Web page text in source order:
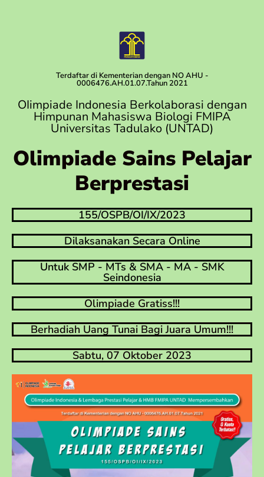
Terdaftar di Kementerian dengan NO AHU -
0006476.AH.01.07.Tahun 2021
OIimpiade Indonesia Berkolaborasi dengan
Himpunan Mahasiswa Biologi FMIPA
Universitas Tadulako (UNTAD)
Olimpiade Sains Pelajar
Berprestasi
155/OSPB/OI/IX/2023
Dilaksanakan Secara Online
Untuk SMP - MTs & SMA - MA - SMK
Seindonesia
Olimpiade Gratiss!!!
Berhadiah Uang Tunai Bagi Juara Umum!!!
Sabtu, 07 Oktober 2023